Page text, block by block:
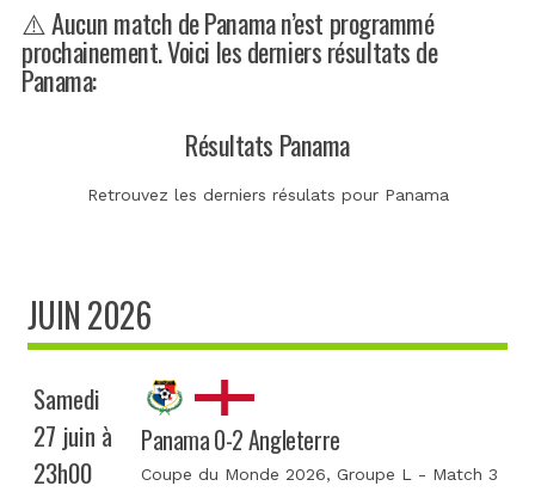
⚠️ Aucun match de Panama n’est programmé
prochainement. Voici les derniers résultats de
Panama:
Résultats Panama
Retrouvez les derniers résulats pour Panama
JUIN 2026
Samedi
27 juin à
23h00
Panama 0-2 Angleterre
Coupe du Monde 2026, Groupe L - Match 3